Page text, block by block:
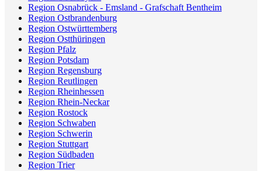
Region Osnabrück - Emsland - Grafschaft Bentheim
Region Ostbrandenburg
Region Ostwürttemberg
Region Ostthüringen
Region Pfalz
Region Potsdam
Region Regensburg
Region Reutlingen
Region Rheinhessen
Region Rhein-Neckar
Region Rostock
Region Schwaben
Region Schwerin
Region Stuttgart
Region Südbaden
Region Trier